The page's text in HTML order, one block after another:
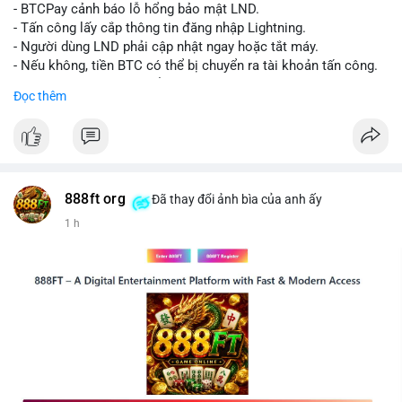
chuyển tiếp theo.
Lời khuyên:
Nhà đầu tư nhỏ lẻ nên theo dõi sát các giao dịch tiếp theo từ
cùng địa chỉ ví nguồn để xác định xu hướng rõ ràng hơn. Tránh
hành động vội vàng dựa trên một giao dịch đơn lẻ, hãy kết hợp
định hợp lý.
#mucgia64963
- BTCPay cảnh báo lỗ hổng bảo mật LND.
- Tấn công lấy cắp thông tin đăng nhập Lightning.
- Người dùng LND phải cập nhật ngay hoặc tắt máy.
- Nếu không, tiền BTC có thể bị chuyển ra tài khoản tấn công.
#vlikevn #titanbot
Đọc thêm
888ft org Đã thay đổi ảnh bìa của anh ấy
1 h